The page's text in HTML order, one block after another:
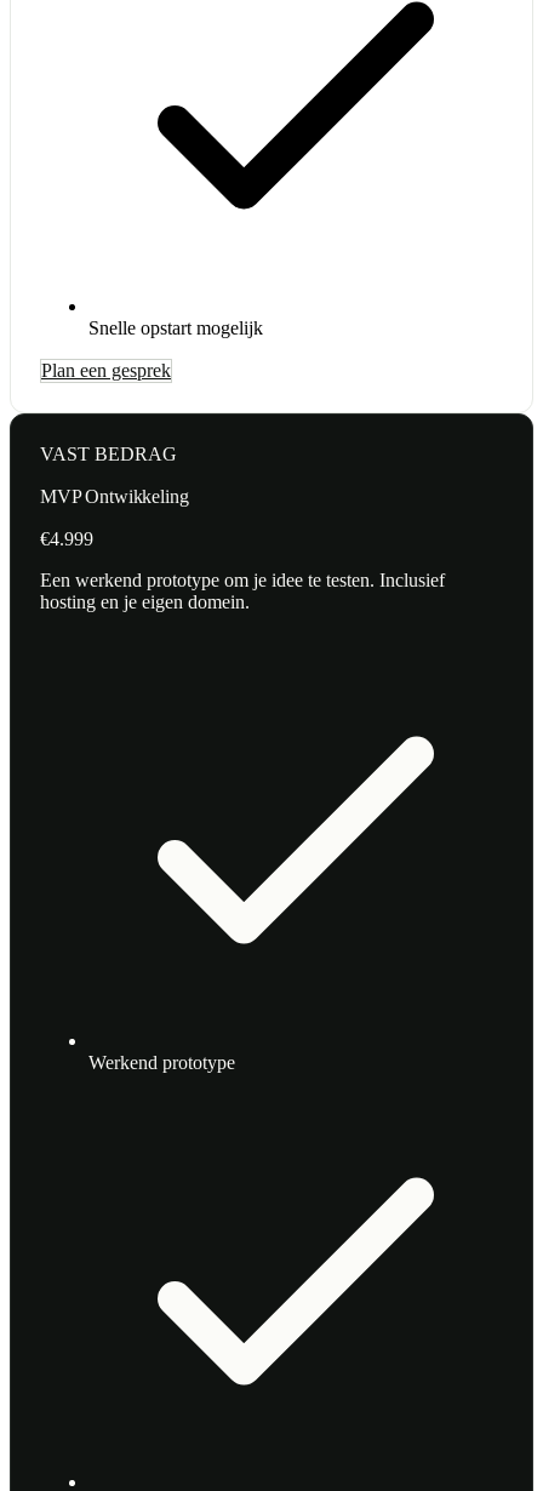
Snelle opstart mogelijk
Plan een gesprek
VAST BEDRAG
MVP Ontwikkeling
€4.999
Een werkend prototype om je idee te testen. Inclusief
hosting en je eigen domein.
Werkend prototype